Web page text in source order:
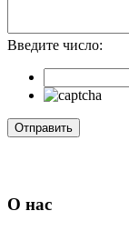
Введите число:
О нас